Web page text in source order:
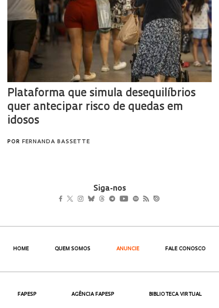
Siga-nos
HOME QUEM SOMOS ANUNCIE FALE CONOSCO
FAPESP AGÊNCIA FAPESP BIBLIOTECA VIRTUAL